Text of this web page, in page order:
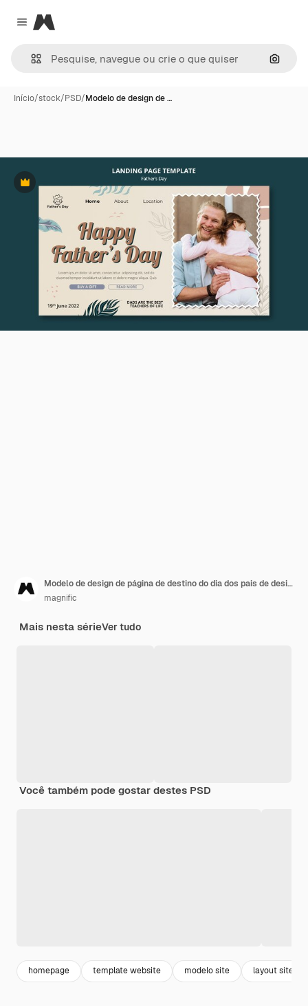
Close menu
Magnific
Início/stock/PSD/Modelo de design de …
Premium
Modelo de design de página de destino do dia dos pais de design plano
magnific
Mais nesta sérieVer tudo
Você também pode gostar destes PSD
homepage template website modelo site layout site